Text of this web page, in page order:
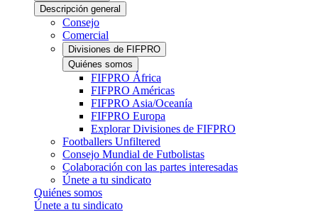
Descripción general
Consejo
Comercial
Divisiones de FIFPRO
Quiénes somos
FIFPRO África
FIFPRO Américas
FIFPRO Asia/Oceanía
FIFPRO Europa
Explorar Divisiones de FIFPRO
Footballers Unfiltered
Consejo Mundial de Futbolistas
Colaboración con las partes interesadas
Únete a tu sindicato
Quiénes somos
Únete a tu sindicato